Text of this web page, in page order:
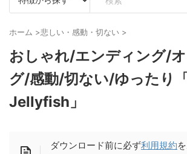
ホーム >悲しい・感動・切ない >
おしゃれ/エンディング/
グ/感動/切ない/ゆったり
Jellyfish」
ダウンロード前に必ず利用規約